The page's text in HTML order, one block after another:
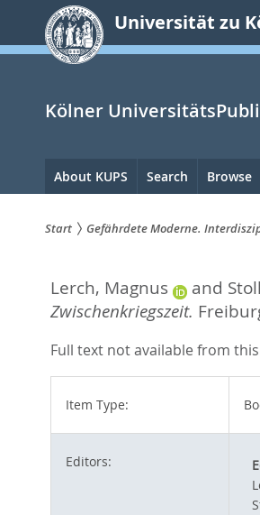
springen
Universität zu
Kölner
Hauptnavigation
About KUPS Search Browse
sind
hier:
Start Gefährdete Moderne.
Lerch, Magnus and
Zwischenkriegszeit.
Full text not available from
Item Type:
Editors: